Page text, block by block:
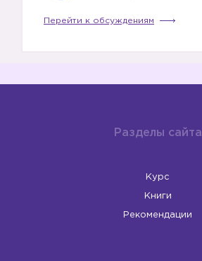
Перейти к обсуждениям
Разделы сайта
Курс
Книги
Рекомендации